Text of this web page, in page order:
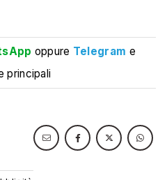
oppure Telegram e
principali